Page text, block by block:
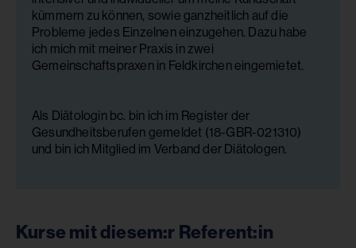
kümmern zu können, sowie ganzheitlich auf die
Probleme jedes Einzelnen einzugehen. Dazu habe
ich mich mit meiner Praxis in zwei
Gemeinschaftspraxen in Feldkirchen eingemietet.
Als Diätologin bc. bin ich im Register der
Gesundheitsberufen gemeldet (18-GBR-021310)
und bin ich Mitglied im Verband der Diätologen.
Kurse mit diesem:r Referent:in